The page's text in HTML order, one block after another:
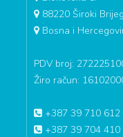
88220 Široki Brijeg
Bosna i
PDV broj:
Žiro račun:
+387 39 710 612
+387 39 704 410